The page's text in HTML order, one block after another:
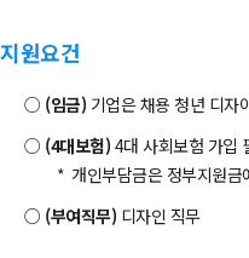
지원요건
(임금) 기업은 채용 청년 디자
(4대보험) 4대 사회보험 가입
개인부담금은 정부지원
(부여직무) 디자인 직무